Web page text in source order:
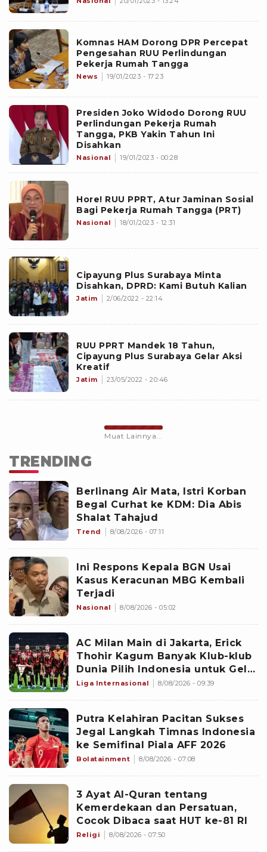
Komnas HAM Dorong DPR Percepat
Pengesahan RUU Perlindungan
Pekerja Rumah Tangga
News 19/01/2023 - 17:23
Presiden Joko Widodo Dorong RUU
Perlindungan Pekerja Rumah
Tangga, PKB Yakin Tahun Ini
Disahkan
Nasional 19/01/2023 - 00:28
Hore! RUU PPRT, Atur Jaminan Sosial
Bagi Pekerja Rumah Tangga (PRT)
Nasional 18/01/2023 - 12:31
Cipayung Plus Surabaya Minta
Disahkan, DPRD: Kami Butuh Kalian
Jatim 2/06/2022 - 22:14
RUU PPRT Mandek 18 Tahun,
Cipayung Plus Surabaya Gelar Aksi
Kreatif
Jatim 23/05/2022 - 20:46
Muat Lainnya...
TRENDING
Berlinang Air Mata, Istri Korban
Begal Curhat ke KDM: Dia Abis
Shalat Tahajud
Trend 8/08/2026 - 07:11
Ini Respons Kepala BGN Usai
Kasus Keracunan MBG Kembali
Terjadi
Nasional 8/08/2026 - 05:02
AC Milan Main di Jakarta, Erick
Thohir Kagum Banyak Klub-klub
Dunia Pilih Indonesia untuk Gelar
Pramusim: Dampaknya Positif
Liga Internasional 8/08/2026 - 09:39
Putra Kelahiran Pacitan Sukses
Jegal Langkah Timnas Indonesia
ke Semifinal Piala AFF 2026
Bolatainment 8/08/2026 - 07:08
3 Ayat Al-Quran tentang
Kemerdekaan dan Persatuan,
Cocok Dibaca saat HUT ke-81 RI
Religi 8/08/2026 - 07:50